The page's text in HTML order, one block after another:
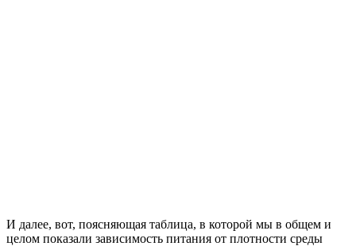
И далее, вот, поясняющая таблица, в которой мы в общем и
целом показали зависимость питания от плотности среды